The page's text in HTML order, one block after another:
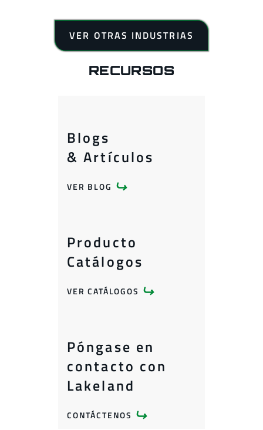
VER OTRAS INDUSTRIAS
RECURSOS
Blogs
& Artículos
VER BLOG
Producto
Catálogos
VER CATÁLOGOS
Póngase en
contacto con
Lakeland
CONTÁCTENOS